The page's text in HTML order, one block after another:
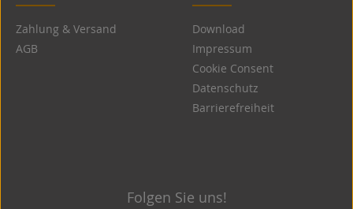
Zahlung & Versand
AGB
Download
Impressum
Cookie Consent
Datenschutz
Barrierefreiheit
Folgen Sie uns!